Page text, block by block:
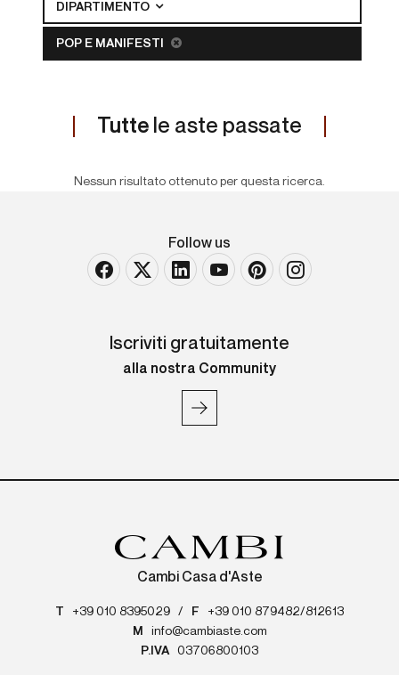
DIPARTIMENTO
POP E MANIFESTI
Tutte le aste passate
Nessun risultato ottenuto per questa ricerca.
Follow us
Iscriviti gratuitamente
alla nostra Community
Cambi Casa d'Aste
T +39 010 8395029 / F
+39 010 879482/812613
M
info@cambiaste.com
P.IVA
03706800103